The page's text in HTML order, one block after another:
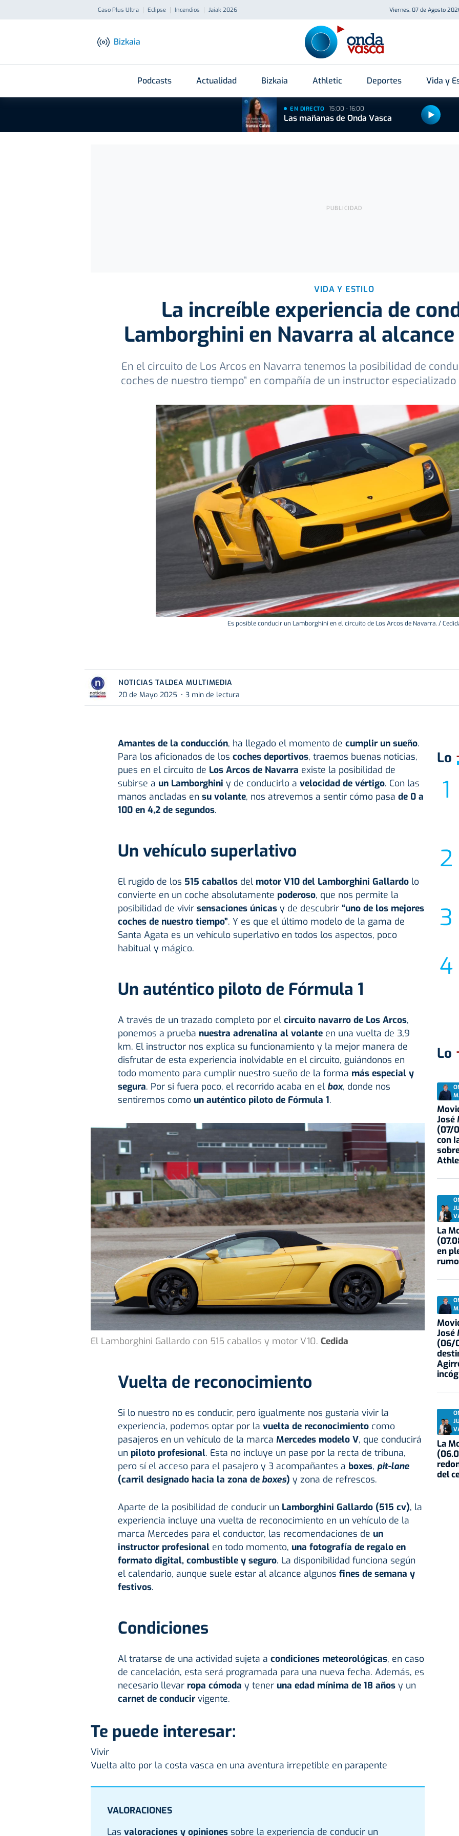
Caso Plus Ultra Eclipse Incendios Jaiak 2026 Viernes, 07 de Agosto
Bizkaia
Podcasts Actualidad Bizkaia Athletic Deportes Vida y
EN DIRECTO 15:00 - 16:00
Las mañanas de Onda Vasca
VIDA Y ESTILO
La increíble experiencia de
Lamborghini en Navarra al
En el circuito de Los Arcos en Navarra tenemos la posibilidad de
coches de nuestro tiempo” en compañía de un instructor
Es posible conducir un Lamborghini en el circuito de Los Arcos de Navarra. /
NOTICIAS TALDEA MULTIMEDIA
20 de Mayo 2025
3 min de lectura
Amantes de la conducción, ha llegado el momento de cumplir un sueño.
Para los aficionados de los coches deportivos, traemos buenas noticias,
pues en el circuito de Los Arcos de Navarra existe la posibilidad de
subirse a un Lamborghini y de conducirlo a velocidad de vértigo. Con las
manos ancladas en su volante, nos atrevemos a sentir cómo pasa de 0 a
100 en 4,2 de segundos.
Un vehículo superlativo
El rugido de los 515 caballosdelmotor V10 del Lamborghini Gallardolo
convierte en un coche absolutamente poderoso, que nos permite la
posibilidad de vivir sensaciones únicasy de descubrir“uno de los mejores
coches de nuestro tiempo”. Y es que el último modelo de la gama de
Santa Agata es un vehículo superlativo en todos los aspectos, poco
habitual y mágico.
Un auténtico piloto de Fórmula 1
A través de un trazado completo por elcircuito navarro de Los Arcos,
ponemos a prueba nuestra adrenalina al volanteen una vuelta de 3,9
km. El instructor nos explica su funcionamiento y la mejor manera de
disfrutar de esta experiencia inolvidable en el circuito, guiándonos en
todo momento para cumplir nuestro sueño de la forma más especial y
segura. Por si fuera poco, el recorrido acaba en el box, donde nos
sentiremos comoun auténtico piloto de Fórmula 1.
El Lamborghini Gallardo con 515 caballos y motor V10. Cedida
Vuelta de reconocimiento
Si lo nuestro no es conducir, pero igualmente nos gustaría vivir la
experiencia, podemos optar por la vuelta de reconocimientocomo
pasajeros en un vehículo de la marca Mercedes modelo V, que conducirá
un piloto profesional. Esta no incluye un pase por la recta de tribuna,
pero sí el acceso para el pasajero y 3 acompañantes a boxes, pit-lane
(carril designado hacia la zona deboxes) y zona de refrescos.
Aparte de la posibilidad de conducir un Lamborghini Gallardo (515 cv), la
experiencia incluye una vuelta de reconocimiento en un vehículo de la
marca Mercedes para el conductor, las recomendaciones de un
instructor profesional en todo momento, una fotografía de regalo en
formato digital, combustible y seguro. La disponibilidad funciona según
el calendario, aunque suele estar al alcance algunos fines de semana y
festivos.
Condiciones
Al tratarse de una actividad sujeta a condiciones meteorológicas, en caso
de cancelación, esta será programada para una nueva fecha. Además, es
necesario llevar ropa cómoda y tener una edad mínima de 18 añosy un
carnet de conducir vigente.
Te puede interesar:
Vivir
Vuelta alto por la costa vasca en una aventura irrepetible en parapente
VALORACIONES
Las valoraciones y opiniones sobre la experiencia de conducir un
Lo
Lo
José
(07/
con
La
en
José
(06/
La
del